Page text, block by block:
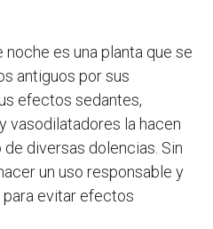
noche es una planta que se
antiguos por sus
efectos sedantes,
vasodilatadores la hacen
diversas dolencias. Sin
un uso responsable y
evitar efectos